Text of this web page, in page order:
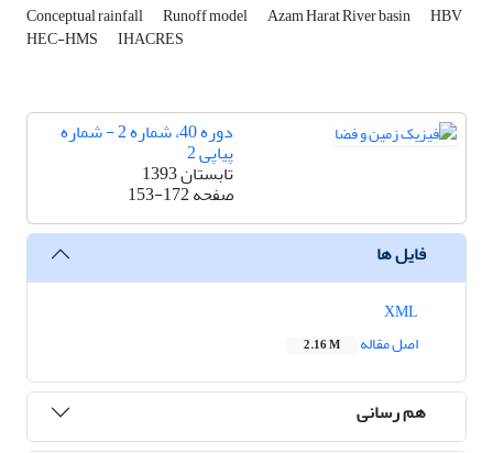
Conceptual rainfall Runoff model Azam Harat River basin HBV
HEC-HMS IHACRES
دوره 40، شماره 2 - شماره
پیاپی 2
تابستان 1393
صفحه153-172
فایل ها
اصل مقاله
2.16 M
هم رسانی